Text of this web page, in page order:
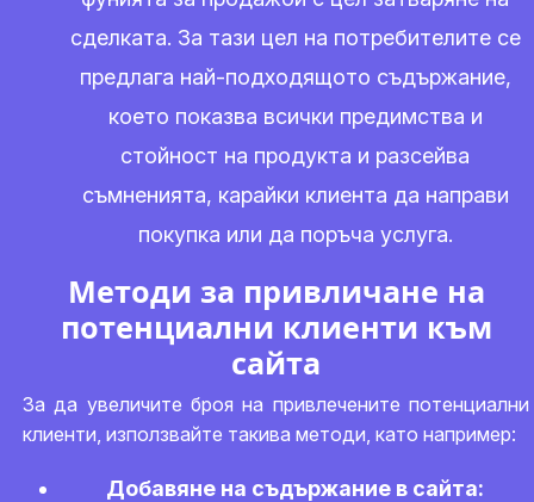
сделката. За тази цел на потребителите се
предлага най-подходящото съдържание,
което показва всички предимства и
стойност на продукта и разсейва
съмненията, карайки клиента да направи
покупка или да поръча услуга.
Методи за привличане на
потенциални клиенти към
сайта
За да увеличите броя на привлечените потенциални
клиенти, използвайте такива методи, като например:
Добавяне на съдържание в сайта: